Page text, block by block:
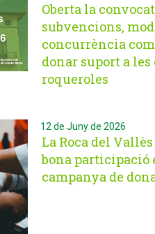
Oberta la
subvencions,
concurrència
donar suport a
roqueroles
12 de Juny de 2026
La Roca del
bona participació
campanya de